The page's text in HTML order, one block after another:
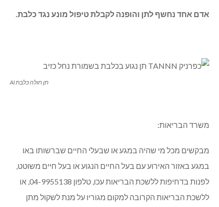
אדם אחד נחשף לתן והופנה לקבלת טיפול מונע נגד כלבת.
תן חולה כלבת AI
משרד הבריאות:
מבקשים מכל מי שהיה במגע או שבעלי החיים שברשותו באו
במגע באזור האירוע עם בעל החיים הנגוע או בעל חיים משוטט,
לפנות בדחיפות ללשכת הבריאות עכו, טלפון 04-9955138, או
ללשכת הבריאות הקרובה למקום מגוריו על מנת לשקול מתן